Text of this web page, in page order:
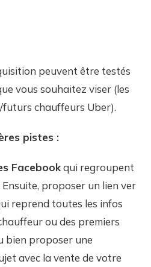
peuvent être testés
vous souhaitez viser (les
chauffeurs Uber).
pistes :
Facebookqui regroupent
proposer un lien ver
reprend toutes les infos
ou des premiers
bien proposer une
avec la vente de votre